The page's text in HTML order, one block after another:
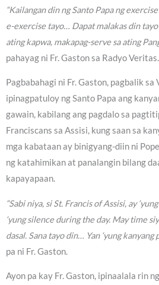
“Kailangan din ng Santo Papa ng
e-exercise tayo… Dapat malakas din
ating kapwa, makapag-serve sa ating
pahayag ni Fr. Gaston sa Radyo Veritas.
Pagbabahagi ni Fr. Gaston, pagbalik sa
ipinagpatuloy ng Santo Papa ang
gawain, kabilang ang pagdalo sa
Franciscans sa Assisi, kung saan sa
mga kabataan ay binigyang-diin ni
ng katahimikan at panalangin bilang
kapayapaan.
“Sabi niya, si St. Francis of Assisi, ay
‘yung silence during the day. May time
dasal. Sana tayo din… Yan ‘yung kanyang
pa ni Fr. Gaston.
Ayon pa kay Fr. Gaston, ipinaalala rin